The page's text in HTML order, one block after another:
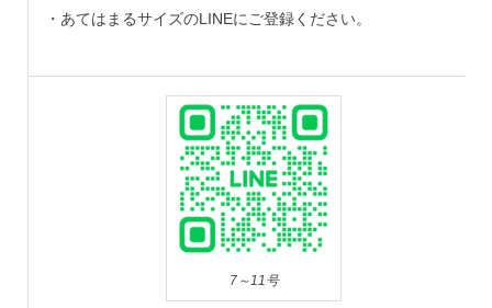
・あてはまるサイズのLINEにご登録ください。
7～11号